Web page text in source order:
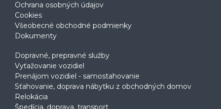
Ochrana osobných údajov
Cookies
Všeobecné obchodné podmienky
Dokumenty
Dopravné, prepravné služby
Vyťažovanie vozidiel
Prenájom vozidiel - samostahovanie
Sťahovanie, doprava nábytku z obchodných domov
Relokácia
Špedícia, doprava, transport